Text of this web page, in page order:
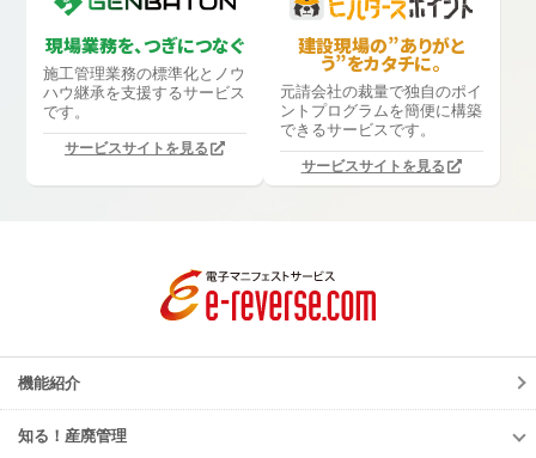
現場業務を、つぎにつなぐ
施工管理業務の標準化と ノウ
ハウ継承を支援するサービス
です。
サービスサイトを見る
建設現場の”ありがと
う”をカタチに。
元請会社の裁量で独自のポイ
ントプログラムを簡便に構築
できるサービスです。
サービスサイトを見る
機能紹介
知る！産廃管理